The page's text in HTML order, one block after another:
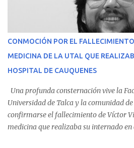
CONMOCIÓN POR EL
MEDICINA DE LA UTAL QUE
HOSPITAL DE CAUQUENES
Una profunda consternación vive la
Universidad de Talca y la comunidad
confirmarse el fallecimiento de Víctor
medicina que realizaba su internado en